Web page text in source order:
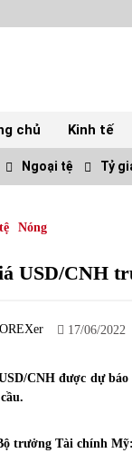
chủ Kinh tế
05/07/
28,7 tỷ đồng
Ngoại tệ Tỷ
Nóng
USD/CNH
17/06/2022
CNH được dự
trưởng Tài chính